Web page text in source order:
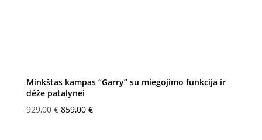
Minkštas kampas “Garry” su miegojimo funkcija ir
dėže patalynei
929,00€ Original
859,00 €Current